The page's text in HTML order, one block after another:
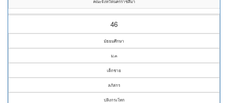
คณะจังหวัดนครราชสีมา
46
มัธยมศึกษา
ม.๓
เด็กชาย
ลภัสกร
ปลิงกระโทก